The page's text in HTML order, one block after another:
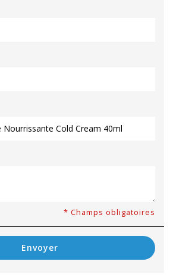
* Champs obligatoires
Envoyer